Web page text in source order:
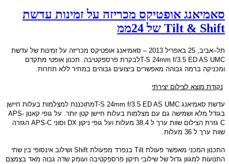
סאמיאנג אופטיקס מכריזה על זמינות עדשת
Tilt & Shift של 24ממ
תל–אביב, 25 באפריל 2013 – סאמיאנג אופטיקס מכריזה על זמינות של עדשת
T-S 24mm f/3.5 ED AS UMCלבקרת פרספקטיבה. תכנון אופטי מתקדם
ומכניקה ברמה גבוהה מאפשרים ביצועים גבוהים במחיר ללא תחרות.
נקודת מוצא לצילום יצירתי
עדשת סאמיאנג T-S 24mm f/3.5 ED AS UMCמתוכננת למצלמות בעלות חיישן
בגודל מלא ושמישה גם עם מצלמות בעלות חיישן קטן יותר. על גופי קאנון APS-
C גזרת הצילום שוות ערך ל 38.4 מעלות ועל גופי ניקון DX וסוני APS-C הגזרה
שוות ערך ל 36 מעלות.
התכנון המכני מאפשר פעולת Tilt בנפרד מפעולת Shift ושילוב אינסופי בין שתי
התנועות למגוון גדול של שילובי תיקון פרספקטיבה ועומק שדה גבוה מאד בצמצם